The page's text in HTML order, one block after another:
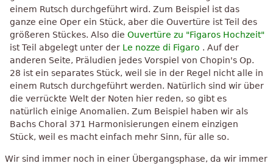
einem Rutsch durchgeführt wird. Zum Beispiel ist das
ganze eine Oper ein Stück, aber die Ouvertüre ist Teil des
größeren Stückes. Also die Ouvertüre zu "Figaros Hochzeit"
ist Teil abgelegt unter der Le nozze di Figaro . Auf der
anderen Seite, Präludien jedes Vorspiel von Chopin's Op.
28 ist ein separates Stück, weil sie in der Regel nicht alle in
einem Rutsch durchgeführt werden. Natürlich sind wir über
die verrückte Welt der Noten hier reden, so gibt es
natürlich einige Anomalien. Zum Beispiel haben wir als
Bachs Choral 371 Harmonisierungen einem einzigen
Stück, weil es macht einfach mehr Sinn, für alle so.
Wir sind immer noch in einer Übergangsphase, da wir immer